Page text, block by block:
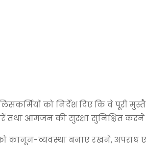
को निर्देश दिए कि वे पूरी
आमजन की सुरक्षा सुनिश्चित करने
कानून-व्यवस्था बनाए रखने, अपराध